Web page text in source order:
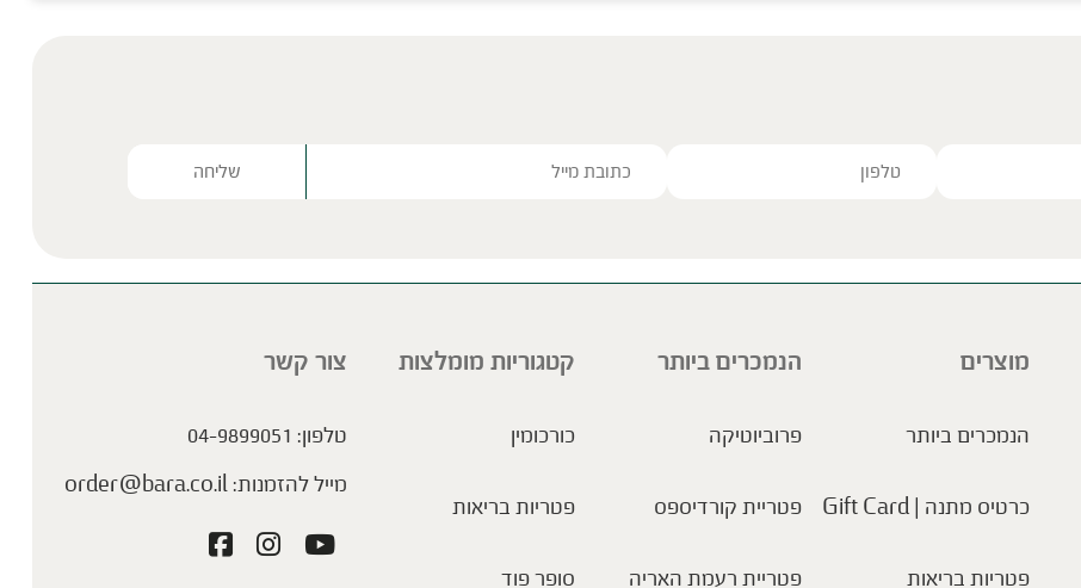
מוצרים
הנמכרים ביותר
כרטיס מתנה | Gift Card
פטריות בריאות
הנמכרים ביותר
פרוביוטיקה
פטריית קורדיספס
פטריית רעמת האריה
קטגוריות מומלצות
כורכומין
פטריות בריאות
סופר פוד
צור קשר
טלפון: 04-9899051
מייל להזמנות:order@bara.co.il